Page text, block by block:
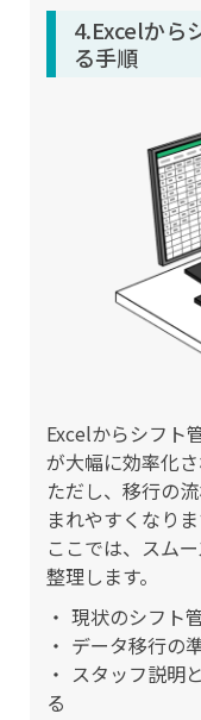
4.Excelから
る手順
Excelからシフト
が大幅に効率化さ
ただし、移行の
まれやすくなりま
ここでは、スム
整理します。
現状のシフト
データ移行の
スタッフ説明
る